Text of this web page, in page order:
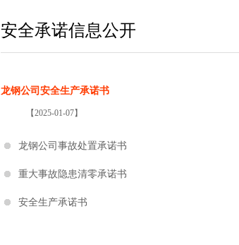
安全承诺信息公开
龙钢公司安全生产承诺书
【2025-01-07】
龙钢公司事故处置承诺书
重大事故隐患清零承诺书
安全生产承诺书